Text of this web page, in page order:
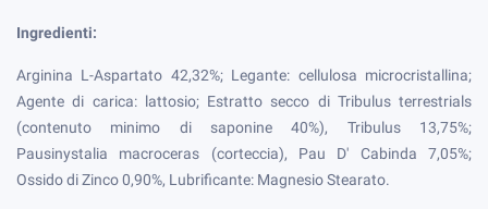
Ingredienti:
Arginina L-Aspartato 42,32%; Legante: cellulosa microcristallina;
Agente di carica: lattosio; Estratto secco di Tribulus terrestrials
(contenuto minimo di saponine 40%), Tribulus 13,75%;
Pausinystalia macroceras (corteccia), Pau D' Cabinda 7,05%;
Ossido di Zinco 0,90%, Lubrificante: Magnesio Stearato.